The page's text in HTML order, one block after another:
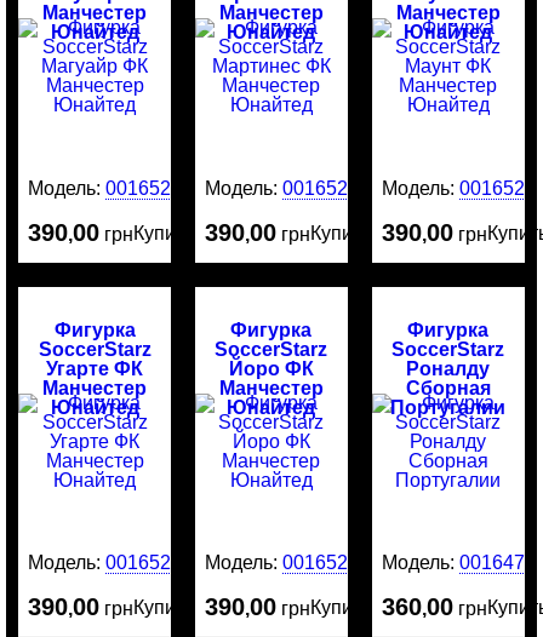
Манчестер
Юнайтед
Модель:0016526
390,00 грнКупить
Манчестер
Юнайтед
Модель:0016525
390,00 грнКупить
Манчестер
Юнайтед
Модель: 0016524
390,00 грн
Фигурка
SoccerStarz
Угарте ФК
Манчестер
Юнайтед
Модель:0016523
390,00 грнКупить
Фигурка
SoccerStarz
Йоро ФК
Манчестер
Юнайтед
Модель:0016522
390,00 грнКупить
Фигурка
SoccerStarz
Роналду
Сборная
Португалии
Модель: 0016476
360,00 грн